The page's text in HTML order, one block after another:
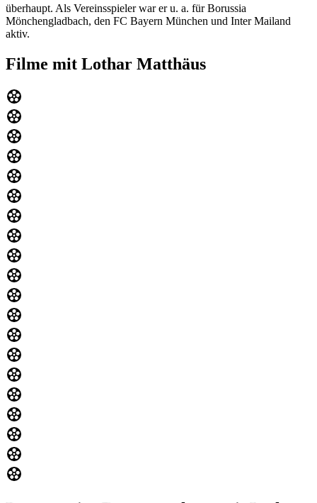
überhaupt. Als Vereinsspieler war er u. a. für Borussia
Mönchengladbach, den FC Bayern München und Inter Mailand
aktiv.
Filme mit Lothar Matthäus